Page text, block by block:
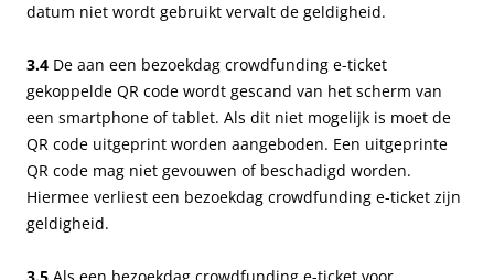
datum niet wordt gebruikt vervalt de geldigheid.
3.4 De aan een bezoekdag crowdfunding e-ticket
gekoppelde QR code wordt gescand van het scherm van
een smartphone of tablet. Als dit niet mogelijk is moet de
QR code uitgeprint worden aangeboden. Een uitgeprinte
QR code mag niet gevouwen of beschadigd worden.
Hiermee verliest een bezoekdag crowdfunding e-ticket zijn
geldigheid.